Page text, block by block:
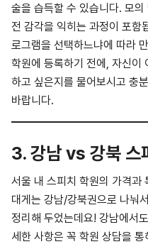
술을 습득할 수 있습니다. 모
전 감각을 익히는 과정이 포함
로그램을 선택하느냐에 따라
학원에 등록하기 전에, 자신이
하고 싶은지를 물어보시고 충
바랍니다.
3. 강남 vs 강북 스
서울 내 스피치 학원의 가격과
대게는 강남/강북권으로 나눠
정리해 두었는데요! 강남에서
세한 사항은 꼭 학원 상담을